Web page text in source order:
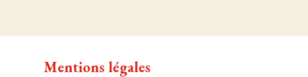
Mentions légales